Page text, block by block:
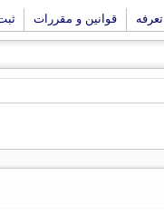
تعرفه قوانین و مقررات